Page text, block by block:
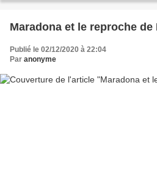
Maradona et le reproche de
Publié le 02/12/2020 à 22:04
Par anonyme